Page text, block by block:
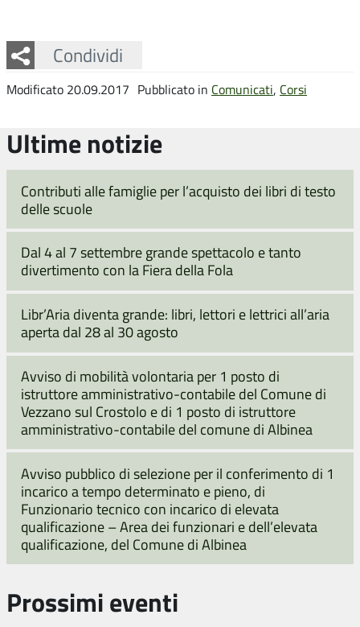
Condividi
Facebook
Twitter
Whatsapp
Modificato 20.09.2017 Pubblicato in Comunicati, Corsi
Ultime notizie
Contributi alle famiglie per l’acquisto dei libri di testo
delle scuole
Dal 4 al 7 settembre grande spettacolo e tanto
divertimento con la Fiera della Fola
Libr’Aria diventa grande: libri, lettori e lettrici all’aria
aperta dal 28 al 30 agosto
Avviso di mobilità volontaria per 1 posto di
istruttore amministrativo-contabile del Comune di
Vezzano sul Crostolo e di 1 posto di istruttore
amministrativo-contabile del comune di Albinea
Avviso pubblico di selezione per il conferimento di 1
incarico a tempo determinato e pieno, di
Funzionario tecnico con incarico di elevata
qualificazione – Area dei funzionari e dell’elevata
qualificazione, del Comune di Albinea
Prossimi eventi